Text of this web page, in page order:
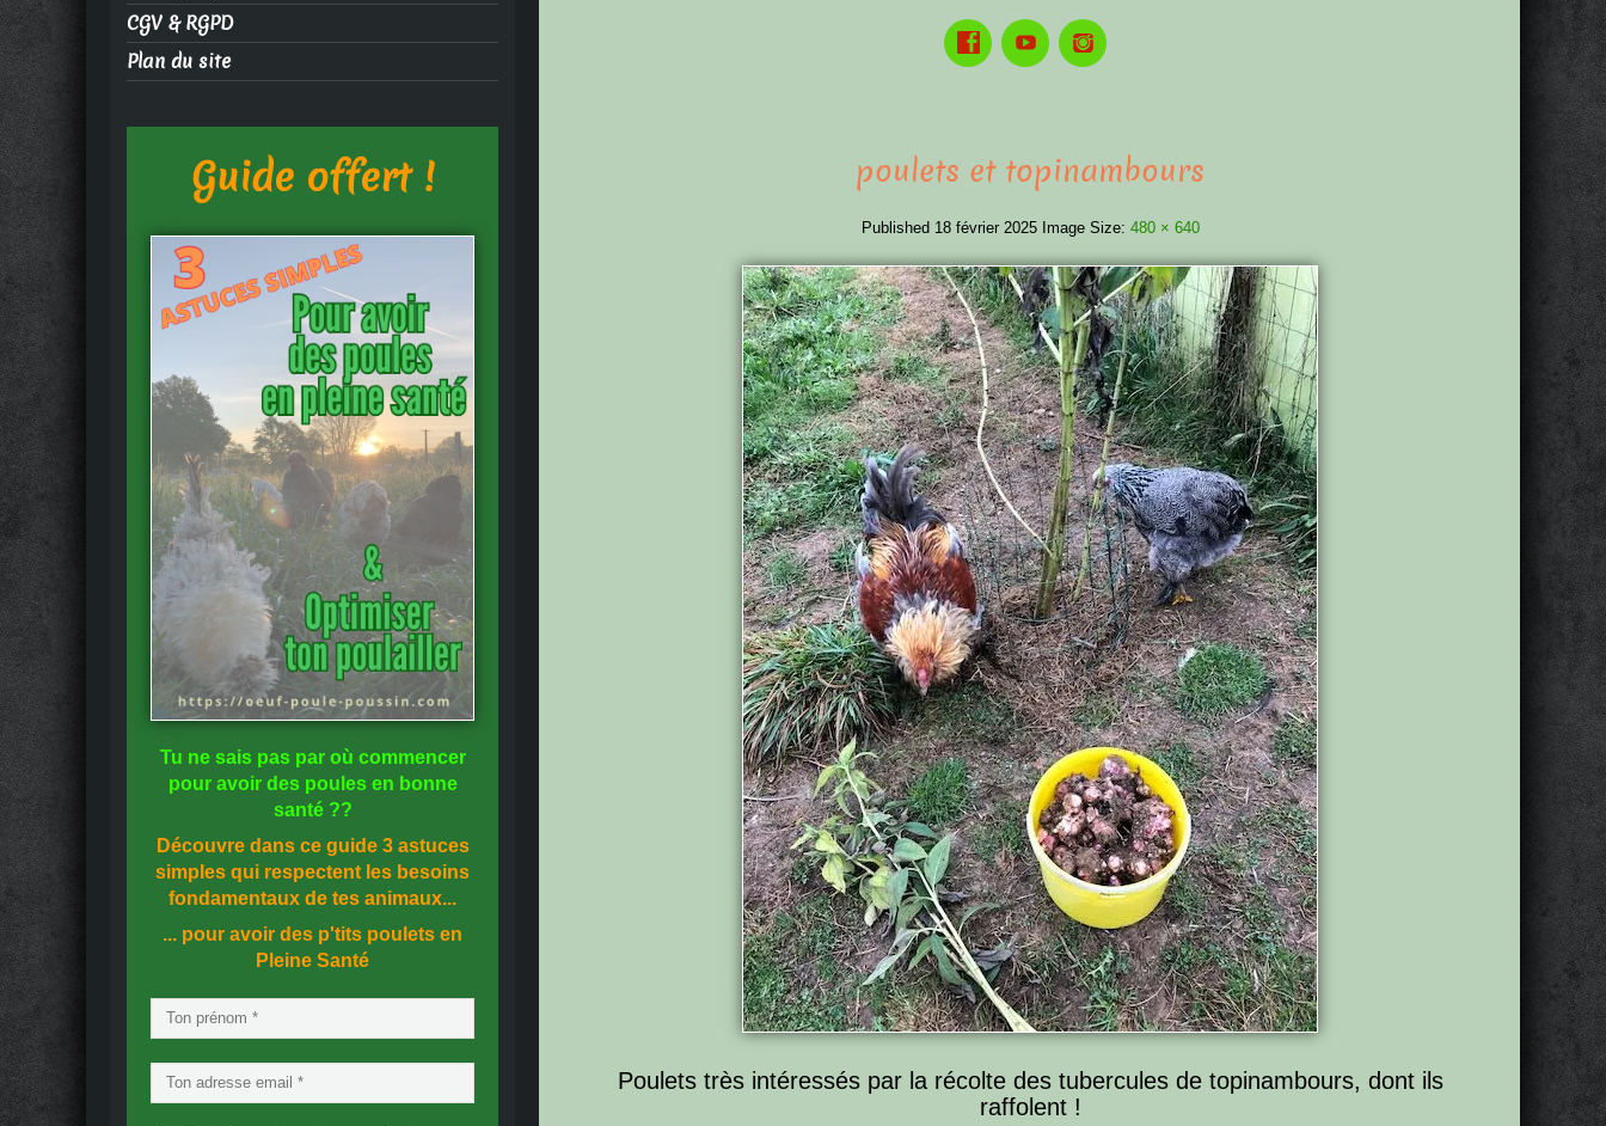
poulets et topinambours
Published 18 février 2025 Image Size: 480 × 640
Poulets très intéressés par la récolte des tubercules de topinambours, dont ils
raffolent !
CGV & RGPD
Plan du site
Guide offert !
Tu ne sais pas par où commencer
pour avoir des poules en bonne
santé??
Découvre dans ce guide 3 astuces
simples qui respectent les besoins
fondamentaux de tes animaux...
... pour avoir des p'tits poulets en
Pleine Santé